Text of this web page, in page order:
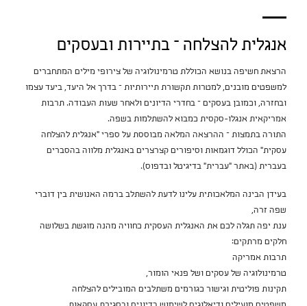
אנגלית להצלחה – בתיירות ובעסקים
הרצאת חשיפה בנושא הכוללת טרמינולוגיה של צירופי מילים המתחברים
למשפטים מובנים, למטרות תקשורת תיירותיות – בדרך אל היעד, ביעד עצמו
ובחזרה, וכמובן בעסקים – בחדרי הדיונים ולאחר שעות העבודה. תרבות
אמריקאית אנגלו-סקסית כמבוא להשתלמות בשפה.
התורה בתמצות – ההרצאה המלאה מבוססת על ספרי "אנגלית להצלחה
עסקית" הכולל דוגמאות וסיפורים קצרצרים באנגלית מלווה בהסברים
בעברית (באתר "עברית" בדיגיטל ובדפוס).
בעידן הבינה המלאכותית עלינו לדעת להשתלב ברמה האנושית בין דוברי
שפה זרה,
ענת יפה תגלה לכם את האנגלית העסקית כחוויה מהנה מוגשת בשלושה
חלקים מרתקים:
תרבות אמריקה
טרמינולוגיה של עסקים ושל פנאי הומור,
תקינות פוליטית וגישור כגורמים משתלבים המובילים להצלחה